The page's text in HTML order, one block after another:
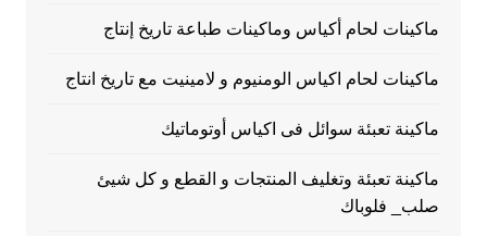
ماكينات لحام أكياس وماكينات طباعة تاريخ إنتاج
ماكينات لحام اكياس الومنيوم و لامينيت مع تاريخ انتاج
ماكينة تعبئة سوائل فى اكياس أوتوماتيك
ماكينة تعبئة وتغليف المنتجات و القطع و كل شيئ
صلب_ فلوباك